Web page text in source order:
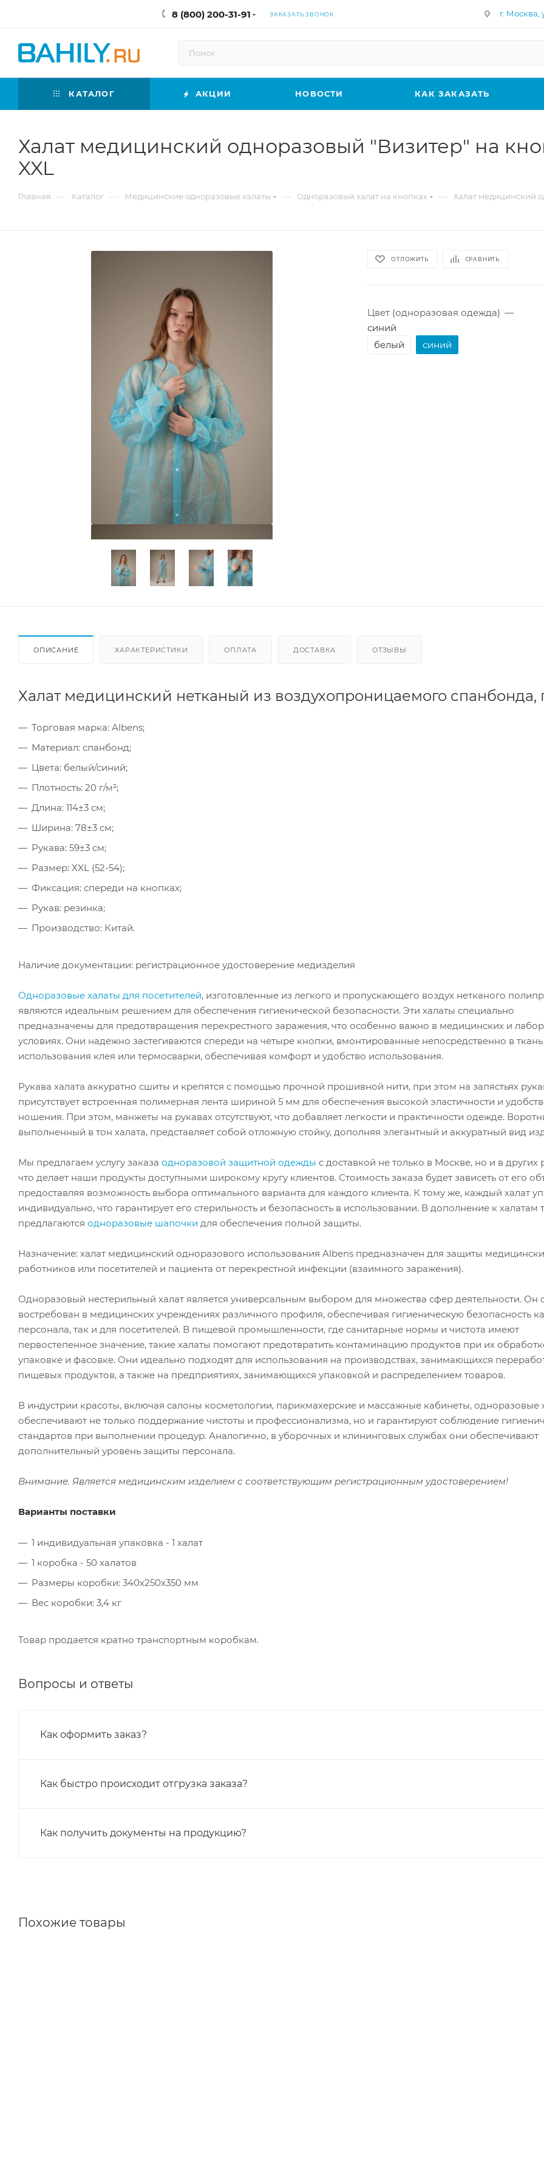
8 (800) 200-31-91 ЗАКАЗАТЬ ЗВОНОК г. Москва,
КАТАЛОГ АКЦИИ НОВОСТИ КАК ЗАКАЗАТЬ
Халат медицинский одноразовый "Визитер" на
XXL
Главная — Каталог — Медицинские одноразовые халаты — Одноразовый халат на кнопках — Халат медицинский
ОТЛОЖИТЬ СРАВНИТЬ
Цвет (одноразовая одежда) —
синий
белый
синий
ОПИСАНИЕ ХАРАКТЕРИСТИКИ ОПЛАТА ДОСТАВКА ОТЗЫВЫ
Халат медицинский нетканый из воздухопроницаемого спанбонда,
Торговая марка: Albens;
Материал: спанбонд;
Цвета: белый/синий;
Плотность: 20 г/м²;
Длина: 114±3 см;
Ширина: 78±3 см;
Рукава: 59±3 см;
Размер: XXL (52-54);
Фиксация: спереди на кнопках;
Рукав: резинка;
Производство: Китай.
Наличие документации: регистрационное удостоверение медизделия
Одноразовые халаты для посетителей, изготовленные из легкого и пропускающего воздух нетканого
являются идеальным решением для обеспечения гигиенической безопасности. Эти халаты специально
предназначены для предотвращения перекрестного заражения, что особенно важно в медицинских и
условиях. Они надежно застегиваются спереди на четыре кнопки, вмонтированные непосредственно в ткань
использования клея или термосварки, обеспечивая комфорт и удобство использования.
Рукава халата аккуратно сшиты и крепятся с помощью прочной прошивной нити, при этом на запястьях
присутствует встроенная полимерная лента шириной 5 мм для обеспечения высокой эластичности и
ношения. При этом, манжеты на рукавах отсутствуют, что добавляет легкости и практичности одежде.
выполненный в тон халата, представляет собой отложную стойку, дополняя элегантный и аккуратный вид
Мы предлагаем услугу заказа одноразовой защитной одежды с доставкой не только в Москве, но и в других
что делает наши продукты доступными широкому кругу клиентов. Стоимость заказа будет зависеть от его
предоставляя возможность выбора оптимального варианта для каждого клиента. К тому же, каждый халат
индивидуально, что гарантирует его стерильность и безопасность в использовании. В дополнение к халатам
предлагаются одноразовые шапочки для обеспечения полной защиты.
Назначение: халат медицинский одноразового использования Albens предназначен для защиты
работников или посетителей и пациента от перекрестной инфекции (взаимного заражения).
Одноразовый нестерильный халат является универсальным выбором для множества сфер деятельности. Он
востребован в медицинских учреждениях различного профиля, обеспечивая гигиеническую безопасность
персонала, так и для посетителей. В пищевой промышленности, где санитарные нормы и чистота имеют
первостепенное значение, такие халаты помогают предотвратить контаминацию продуктов при их
упаковке и фасовке. Они идеально подходят для использования на производствах, занимающихся
пищевых продуктов, а также на предприятиях, занимающихся упаковкой и распределением товаров.
В индустрии красоты, включая салоны косметологии, парикмахерские и массажные кабинеты, одноразовые
обеспечивают не только поддержание чистоты и профессионализма, но и гарантируют соблюдение
стандартов при выполнении процедур. Аналогично, в уборочных и клининговых службах они обеспечивают
дополнительный уровень защиты персонала.
Внимание. Является медицинским изделием с соответствующим регистрационным удостоверением!
Варианты поставки
1 индивидуальная упаковка - 1 халат
1 коробка - 50 халатов
Размеры коробки: 340х250х350 мм
Вес коробки: 3,4 кг
Товар продается кратно транспортным коробкам.
Вопросы и ответы
Как оформить заказ?
Как быстро происходит отгрузка заказа?
Как получить документы на продукцию?
Похожие товары